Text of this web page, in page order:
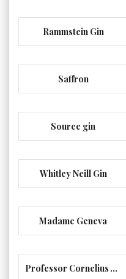
Rammstein Gin
Saffron
Source gin
Whitley Neill Gin
Madame Geneva
Professor Cornelius Ampleforth’s Bathtub Gin